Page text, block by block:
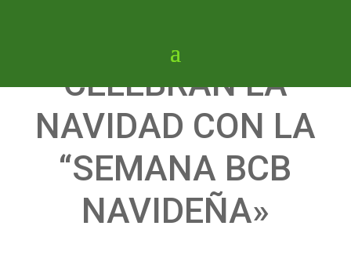
CELEBRAN LA
NAVIDAD CON LA
“SEMANA BCB
NAVIDEÑA»